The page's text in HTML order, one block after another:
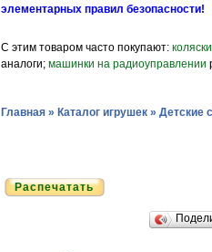
элементарных правил безопасности!
С этим товаром часто покупают:
аналоги; машинки на радиоуправлении
Главная » Каталог игрушек » Детские
Распечатать